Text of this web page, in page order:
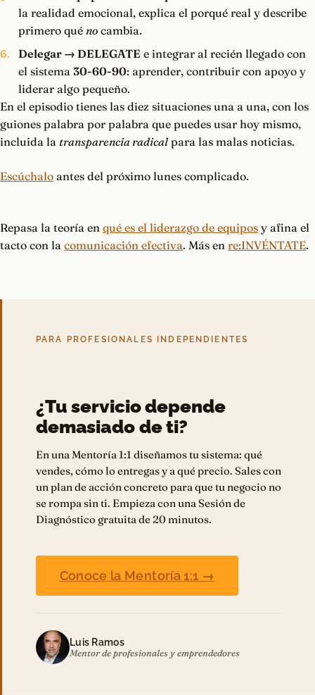
la realidad emocional, explica el porqué real y describe
primero qué nocambia.
Delegar → DELEGATE e integrar al recién llegado con
el sistema 30-60-90: aprender, contribuir con apoyo y
liderar algo pequeño.
En el episodio tienes las diez situaciones una a una, con los
guiones palabra por palabra que puedes usar hoy mismo,
incluida la transparencia radical para las malas noticias.
Escúchalo antes del próximo lunes complicado.
Repasa la teoría en qué es el liderazgo de equipos y afina el
tacto con la comunicación efectiva. Más en re:INVÉNTATE.
PARA PROFESIONALES INDEPENDIENTES
¿Tu servicio depende
demasiado de ti?
En una Mentoría 1:1 diseñamos tu sistema: qué
vendes, cómo lo entregas y a qué precio. Sales con
un plan de acción concreto para que tu negocio no
se rompa sin ti. Empieza con una Sesión de
Diagnóstico gratuita de 20 minutos.
Conoce la Mentoría 1:1 →
Luis Ramos
Mentor de profesionales y emprendedores